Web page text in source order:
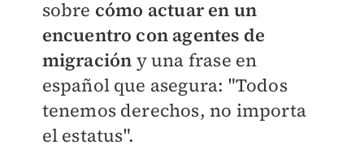
sobre cómo actuar en un
encuentro con agentes de
migración y una frase en
español que asegura: "Todos
tenemos derechos, no importa
el estatus".